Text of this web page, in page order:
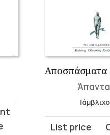
Original
Current